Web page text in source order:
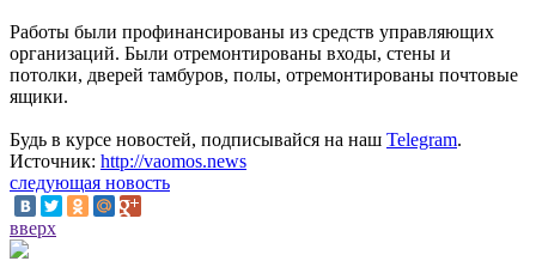
Работы были профинансированы из средств управляющих
организаций. Были отремонтированы входы, стены и
потолки, дверей тамбуров, полы, отремонтированы почтовые
ящики.
Будь в курсе новостей, подписывайся на наш Telegram.
Источник: http://vaomos.news
следующая новость
вверх